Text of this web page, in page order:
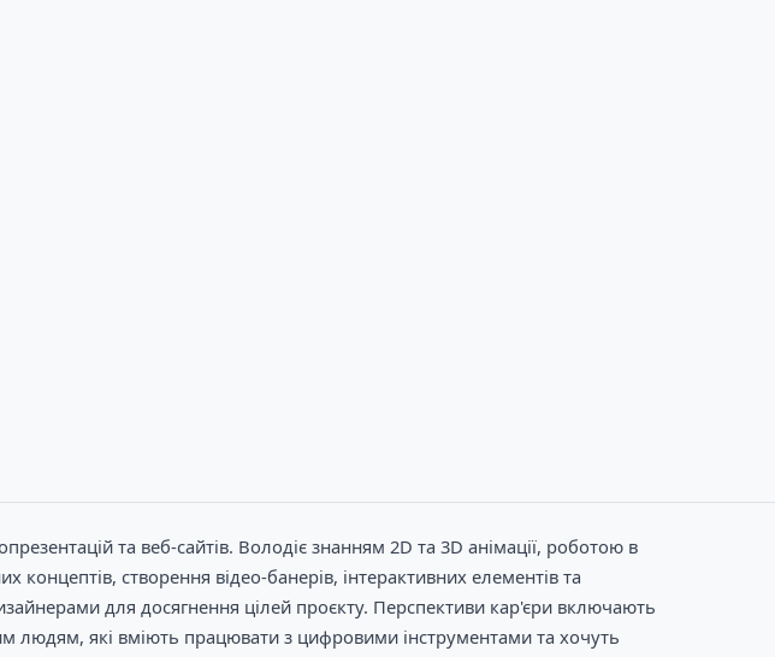
та веб-сайтів. Володіє знанням 2D та 3D анімації, роботою в
створення відео-банерів, інтерактивних елементів та
для досягнення цілей проєкту. Перспективи кар'єри включають
людям, які вміють працювати з цифровими інструментами та хочуть